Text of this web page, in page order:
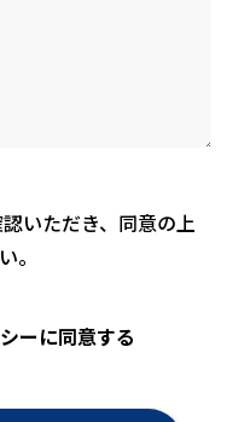
いただき、同意の上
。
ーに同意する